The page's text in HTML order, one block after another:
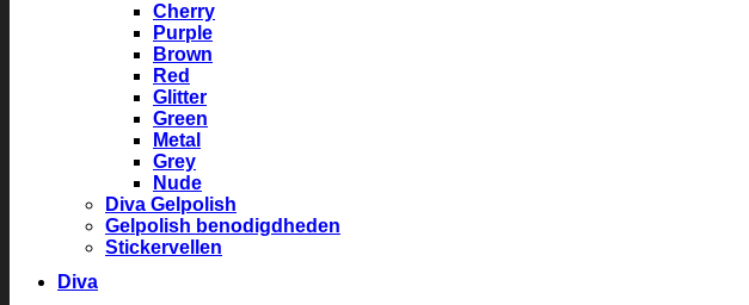
Cherry
Purple
Brown
Red
Glitter
Green
Metal
Grey
Nude
Diva Gelpolish
Gelpolish benodigdheden
Stickervellen
Diva